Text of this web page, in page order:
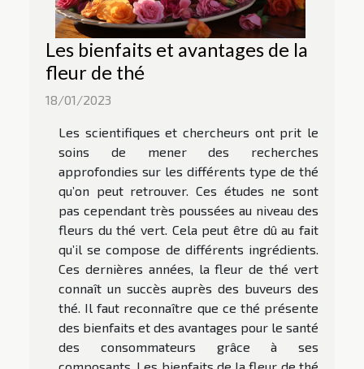
Les bienfaits et avantages de la
fleur de thé
18/01/2023
Les scientifiques et chercheurs ont prit le
soins de mener des recherches
approfondies sur les différents type de thé
qu’on peut retrouver. Ces études ne sont
pas cependant très poussées au niveau des
fleurs du thé vert. Cela peut être dû au fait
qu’il se compose de différents ingrédients.
Ces dernières années, la fleur de thé vert
connaît un succès auprès des buveurs des
thé. Il faut reconnaître que ce thé présente
des bienfaits et des avantages pour le santé
des consommateurs grâce à ses
composants. Les bienfaits de la fleur de thé